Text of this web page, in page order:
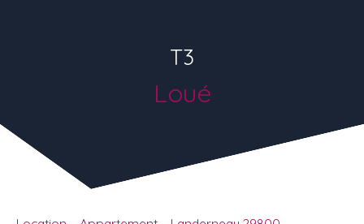
T3
Loué